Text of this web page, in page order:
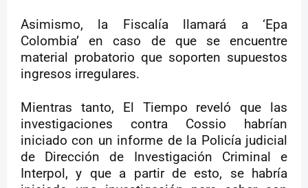
Asimismo, la Fiscalía llamará a ‘Epa
Colombia’ en caso de que se encuentre
material probatorio que soporten supuestos
ingresos irregulares.
Mientras tanto, El Tiempo reveló que las
investigaciones contra Cossio habrían
iniciado con un informe de la Policía judicial
de Dirección de Investigación Criminal e
Interpol, y que a partir de esto, se habría